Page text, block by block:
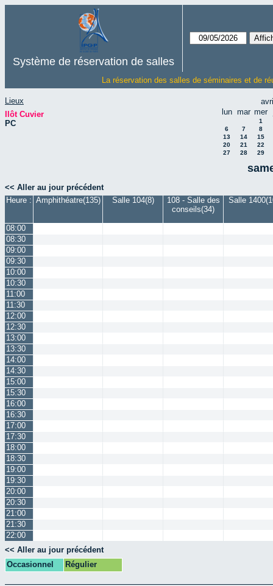
Système de réservation de salles
La réservation des salles de séminaires et de
Lieux
Ilôt Cuvier
PC
lun mar mer
1
6
7
8
13
14
15
20
21
22
27
28 29
<< Aller au jour précédent
Heure : Amphithéatre(135) Salle 104(8)
108 - Salle des
conseils(34)
Salle
08:00
08:30
09:00
09:30
10:00
10:30
11:00
11:30
12:00
12:30
13:00
13:30
14:00
14:30
15:00
15:30
16:00
16:30
17:00
17:30
18:00
18:30
19:00
19:30
20:00
20:30
21:00
21:30
22:00
<< Aller au jour précédent
Occasionnel
Régulier